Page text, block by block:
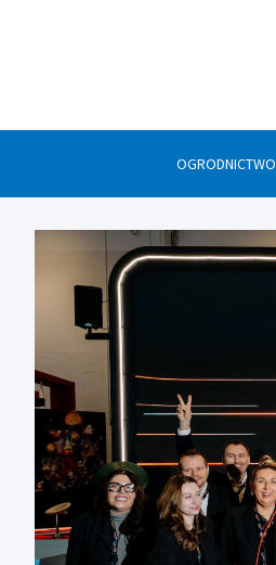
OGRODNICTWO